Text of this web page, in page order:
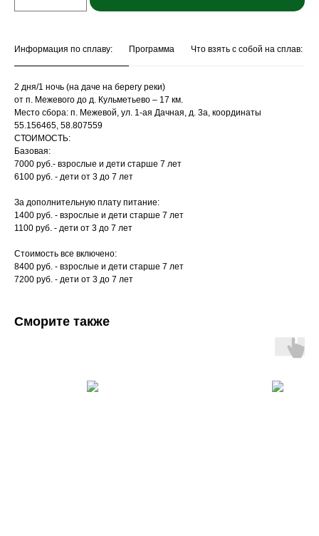
Информация по сплаву: Программа Что взять с собой на сплав:
2 дня/1 ночь (на даче на берегу реки)
от п. Межевого до д. Кульметьево – 17 км.
Место сбора: п. Межевой, ул. 1-ая Дачная, д. 3а, координаты
55.156465, 58.807559
СТОИМОСТЬ:
Базовая:
7000 руб.- взрослые и дети старше 7 лет
6100 руб. - дети от 3 до 7 лет
За дополнительную плату питание:
1400 руб. - взрослые и дети старше 7 лет
1100 руб. - дети от 3 до 7 лет
Стоимость все включено:
8400 руб. - взрослые и дети старше 7 лет
7200 руб. - дети от 3 до 7 лет
Сморите также